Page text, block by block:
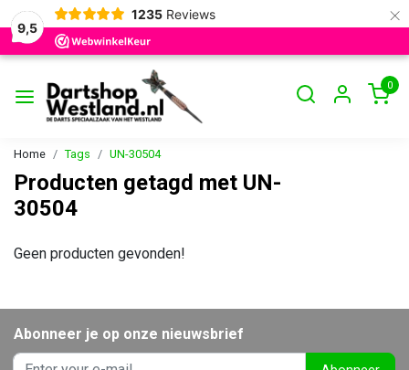
9,5
1235 Reviews ×
0
Home Tags UN-30504
Producten getagd met UN-
30504
Geen producten gevonden!
Abonneer je op onze nieuwsbrief